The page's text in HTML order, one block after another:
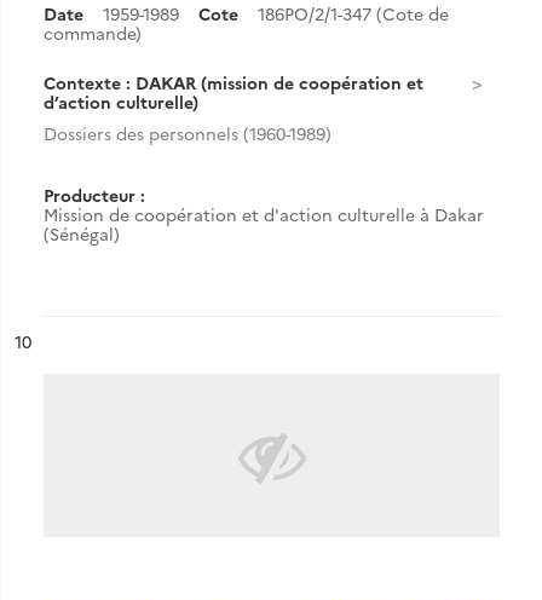
Date 1959-1989 Cote
186PO/2/1-347 (Cote de
commande)
Contexte : DAKAR (mission de coopération et
d’action culturelle)
Dossiers des personnels (1960-1989)
Producteur :
Mission de coopération et d'action culturelle à Dakar
(Sénégal)
n°
10